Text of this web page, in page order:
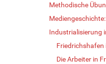
Methodische
Industrialisierung
Die Arbeiter in